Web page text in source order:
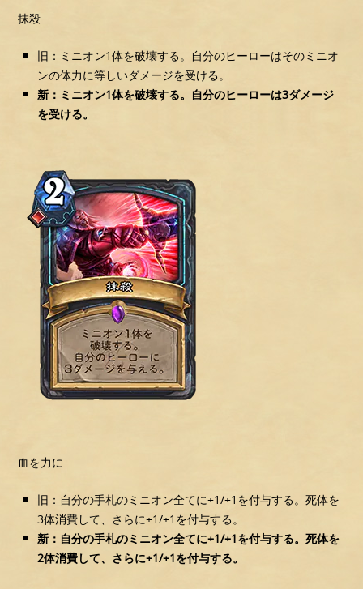
抹殺
旧：ミニオン1体を破壊する。自分のヒーローはそのミニオ
ンの体力に等しいダメージを受ける。
新：ミニオン1体を破壊する。自分のヒーローは3ダメージ
を受ける。
血を力に
旧：自分の手札のミニオン全てに+1/+1を付与する。死体を
3体消費して、さらに+1/+1を付与する。
新：自分の手札のミニオン全てに+1/+1を付与する。死体を
2体消費して、さらに+1/+1を付与する。